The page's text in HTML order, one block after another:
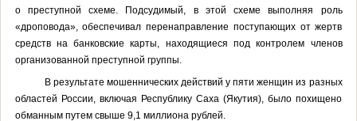
о преступной схеме. Подсудимый, в этой схеме выполняя роль
«дроповода», обеспечивал перенаправление поступающих от жертв
средств на банковские карты, находящиеся под контролем членов
организованной преступной группы.
В результате мошеннических действий у пяти женщин из разных
областей России, включая Республику Саха (Якутия), было похищено
обманным путем свыше 9,1 миллиона рублей.